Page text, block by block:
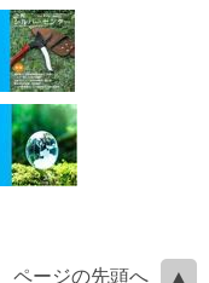
ページの先頭へ